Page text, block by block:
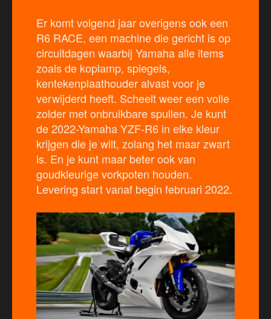
Er komt volgend jaar overigens ook een
R6 RACE, een machine die gericht is op
circuitdagen waarbij Yamaha alle items
zoals de koplamp, spiegels,
kentekenplaathouder alvast voor je
verwijderd heeft. Scheelt weer een volle
zolder met onbruikbare spullen. Je kunt
de 2022-Yamaha YZF-R6 in elke kleur
krijgen die je wilt, zolang het maar zwart
is. En je kunt maar beter ook van
goudkleurige vorkpoten houden.
Levering start vanaf begin februari 2022.